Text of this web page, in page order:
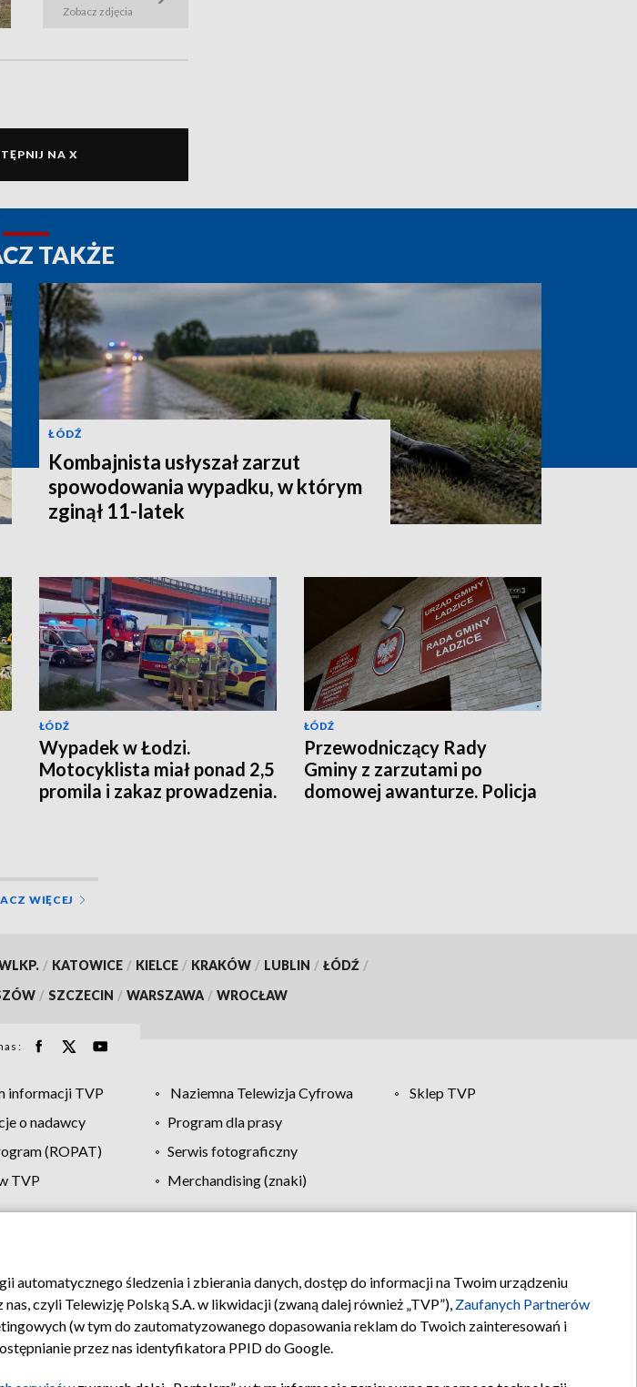
Zobacz zdjęcia
NA X
TAKŻE
ŁÓDŹ
Kombajnista usłyszał zarzut
spowodowania wypadku, w którym
zginął 11-latek
ŁÓDŹ
Wypadek w Łodzi.
Motocyklista miał ponad 2,5
promila i zakaz prowadzenia.
ŁÓDŹ
Przewodniczący Rady
Gminy z zarzutami po
domowej awanturze. Policja
WIĘCEJ
/ KATOWICE / KIELCE / KRAKÓW / LUBLIN / ŁÓDŹ /
/ SZCZECIN / WARSZAWA / WROCŁAW
informacji TVP Naziemna Telewizja Cyfrowa
Sklep TVP
o nadawcy
Program dla prasy
(ROPAT)
Serwis fotograficzny
TVP
Merchandising (znaki)
Moje zgody Pomoc Biuro reklamy Kontakt
śledzenia i zbierania danych, dostęp do informacji na Twoim urządzeniu
czyli Telewizję Polską S.A. w likwidacji (zwaną dalej również „TVP”), Zaufanych Partnerów
(w tym do zautomatyzowanego dopasowania reklam do Twoich zainteresowań i
przez nas identyfikatora PPID do Google.